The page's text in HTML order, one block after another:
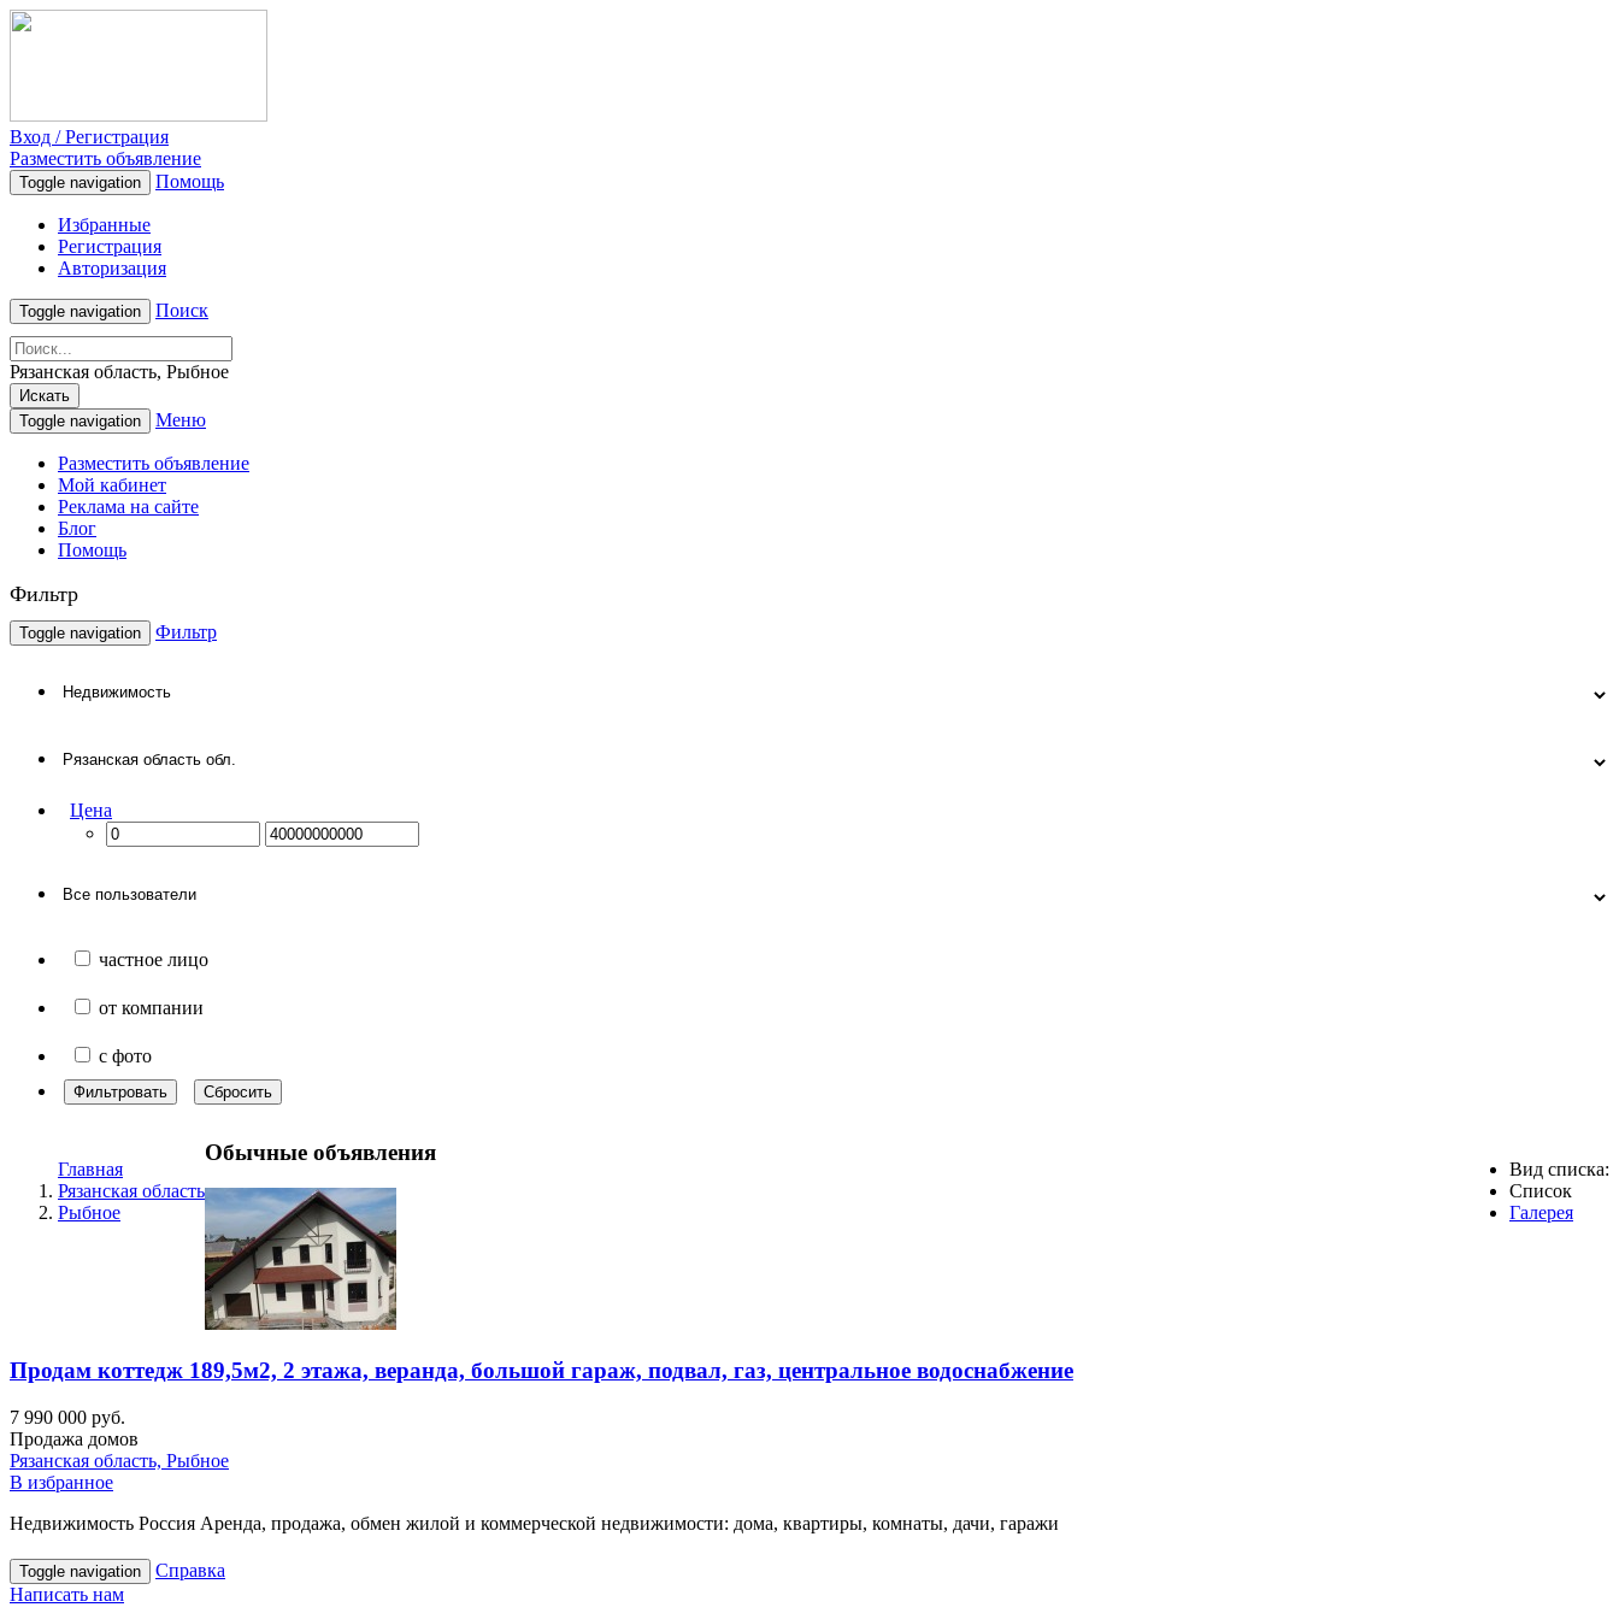
Вход / Регистрация
Разместить объявление
Toggle navigation Помощь
Избранные
Регистрация
Авторизация
Toggle navigation Поиск
Рязанская область, Рыбное
Искать
Toggle navigation
Меню
Разместить объявление
Мой кабинет
Реклама на сайте
Блог
Помощь
Фильтр
Toggle navigation Фильтр
Цена
частное лицо
от компании
с фото
Фильтровать Сбросить
Главная
Рязанская область
Рыбное
Вид списка:
Список
Галерея
Обычные объявления
Продам коттедж 189,5м2, 2 этажа, веранда, большой гараж, подвал, газ, центральное водоснабжение
7 990 000 руб.
Продажа домов
Рязанская область, Рыбное
В избранное
Недвижимость Россия Аренда, продажа, обмен жилой и коммерческой недвижимости: дома, квартиры, комнаты, дачи, гаражи
Toggle navigation
Справка
Написать нам